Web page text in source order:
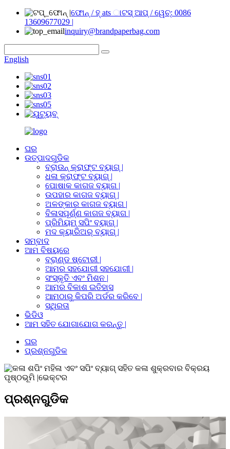
ଫୋନ୍ / ହ୍ ats ାଟସ୍ ଆପ୍ / ୱେଚ୍: 0086
13609677029 |
inquiry@brandpaperbag.com
English
ଘର
ଉତ୍ପାଦଗୁଡିକ
ବ୍ରାଉନ୍ କ୍ରାଫ୍ଟ ବ୍ୟାଗ୍ |
ଧଳା କ୍ରାଫ୍ଟ ବ୍ୟାଗ୍ |
ପୋଷାକ କାଗଜ ବ୍ୟାଗ |
ଉପହାର କାଗଜ ବ୍ୟାଗ୍ |
ଅଳଙ୍କାର କାଗଜ ବ୍ୟାଗ |
ବିଳାସପୂର୍ଣ୍ଣ କାଗଜ ବ୍ୟାଗ |
ପ୍ରିମିୟମ୍ ସପିଂ ବ୍ୟାଗ୍ |
ମଦ କ୍ୟାରିଅର୍ ବ୍ୟାଗ୍ |
ସମ୍ବାଦ
ଆମ ବିଷୟରେ
ବ୍ରାଣ୍ଡ ଷ୍ଟୋରୀ |
ଆମର ସହଯୋଗୀ ସହଯୋଗୀ |
ସଂସ୍କୃତି ଏବଂ ମିଶନ |
ଆମର ବିକାଶ ଇତିହାସ
ଆମଠାରୁ କିପରି ଅର୍ଡର କରିବେ |
ସ୍ଥିରତା
ଭିଡିଓ
ଆମ ସହିତ ଯୋଗାଯୋଗ କରନ୍ତୁ |
ଘର
ପ୍ରଶ୍ନଗୁଡିକ
ପ୍ରଶ୍ନଗୁଡିକ